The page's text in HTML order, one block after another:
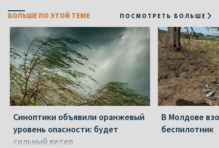
БОЛЬШЕ ПО ЭТОЙ ТЕМЕ ПОСМОТРЕТЬ БОЛЬШЕ
Синоптики объявили оранжевый
уровень опасности: будет
сильный ветер
В Молдове
беспилотник